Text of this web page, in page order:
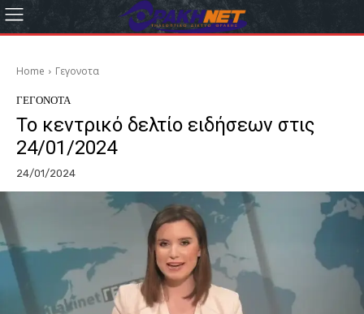
Home Γεγονοτα
ΓΕΓΟΝΟΤΑ
Το κεντρικό δελτίο ειδήσεων στις
24/01/2024
24/01/2024